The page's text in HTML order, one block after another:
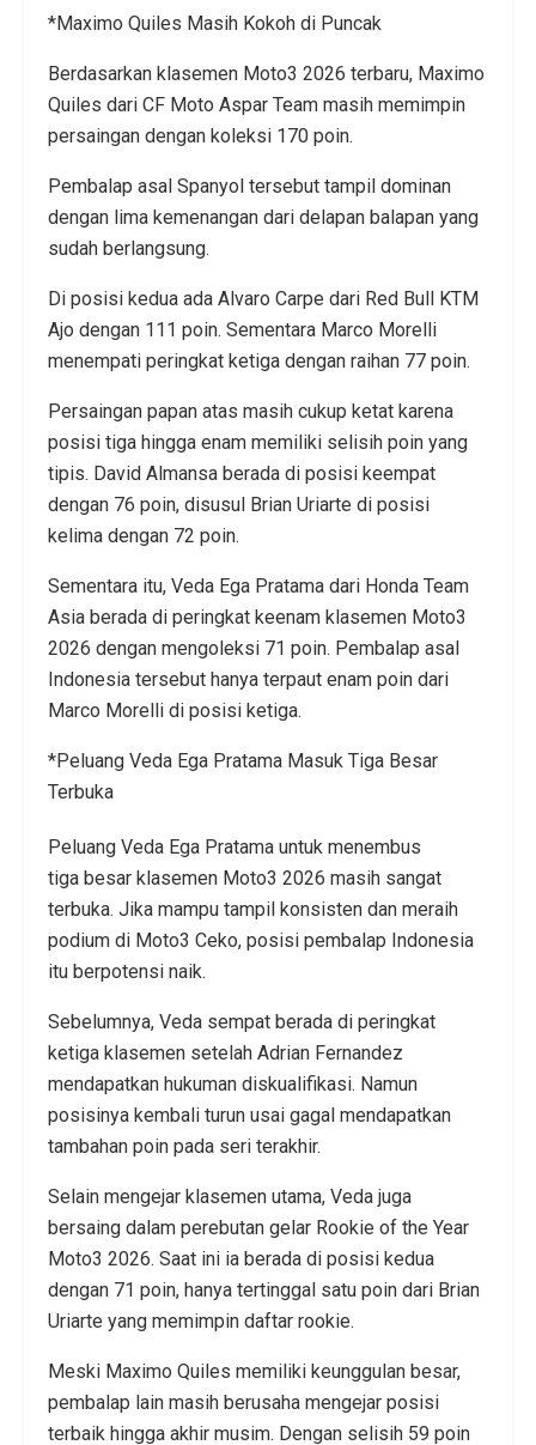
*Maximo Quiles Masih Kokoh di Puncak
Berdasarkan klasemen Moto3 2026 terbaru, Maximo
Quiles dari CF Moto Aspar Team masih memimpin
persaingan dengan koleksi 170 poin.
Pembalap asal Spanyol tersebut tampil dominan
dengan lima kemenangan dari delapan balapan yang
sudah berlangsung.
Di posisi kedua ada Alvaro Carpe dari Red Bull KTM
Ajo dengan 111 poin. Sementara Marco Morelli
menempati peringkat ketiga dengan raihan 77 poin.
Persaingan papan atas masih cukup ketat karena
posisi tiga hingga enam memiliki selisih poin yang
tipis. David Almansa berada di posisi keempat
dengan 76 poin, disusul Brian Uriarte di posisi
kelima dengan 72 poin.
Sementara itu, Veda Ega Pratama dari Honda Team
Asia berada di peringkat keenam klasemen Moto3
2026 dengan mengoleksi 71 poin. Pembalap asal
Indonesia tersebut hanya terpaut enam poin dari
Marco Morelli di posisi ketiga.
*Peluang Veda Ega Pratama Masuk Tiga Besar
Terbuka
Peluang Veda Ega Pratama untuk menembus
tiga besar klasemen Moto3 2026 masih sangat
terbuka. Jika mampu tampil konsisten dan meraih
podium di Moto3 Ceko, posisi pembalap Indonesia
itu berpotensi naik.
Sebelumnya, Veda sempat berada di peringkat
ketiga klasemen setelah Adrian Fernandez
mendapatkan hukuman diskualifikasi. Namun
posisinya kembali turun usai gagal mendapatkan
tambahan poin pada seri terakhir.
Selain mengejar klasemen utama, Veda juga
bersaing dalam perebutan gelar Rookie of the Year
Moto3 2026. Saat ini ia berada di posisi kedua
dengan 71 poin, hanya tertinggal satu poin dari Brian
Uriarte yang memimpin daftar rookie.
Meski Maximo Quiles memiliki keunggulan besar,
pembalap lain masih berusaha mengejar posisi
terbaik hingga akhir musim. Dengan selisih 59 poin